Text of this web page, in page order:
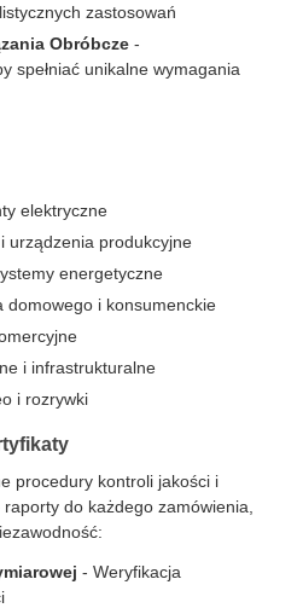
zastosowań
Obróbcze -
spełniać unikalne wymagania
elektryczne
urządzenia produkcyjne
energetyczne
domowego i konsumenckie
i infrastrukturalne
i rozrywki
procedury kontroli jakości i
do każdego zamówienia,
- Weryfikacja